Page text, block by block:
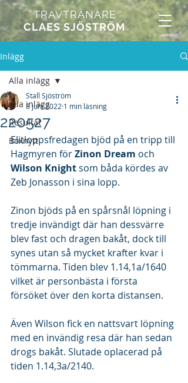
TRAVTRÄNARE
CLAES SJÖSTRÖM
Inlägg
Alla inlägg
Resultat
Boxnytt
Alla inlägg
220527
Stall Sjöström
8 juni 2022 1 min läsning
Elitloppsfredagen bjöd på en tripp till
Hagmyren för Zinon Dream och
Wilson Knight som båda kördes av
Zeb Jonasson i sina lopp.
Zinon bjöds på en spårsnål löpning i
tredje invändigt där han dessvärre
blev fast och dragen bakåt, dock till
synes utan så mycket krafter kvar i
tömmarna. Tiden blev 1.14,1a/1640
vilket är personbästa i första
försöket över den korta distansen.
Även Wilson fick en nattsvart löpning
med en invändig resa där han sedan
drogs bakåt. Slutade oplacerad på
tiden 1.14,3a/2140.